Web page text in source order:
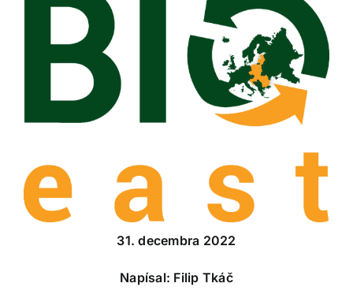
31. decembra 2022
Napísal: Filip Tkáč